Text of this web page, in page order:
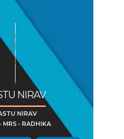
NIRAV
NIRAV
MRS - RADHIKA
Start Chat
AI Scanner to
Card in 30 Sec
Card Scanner too